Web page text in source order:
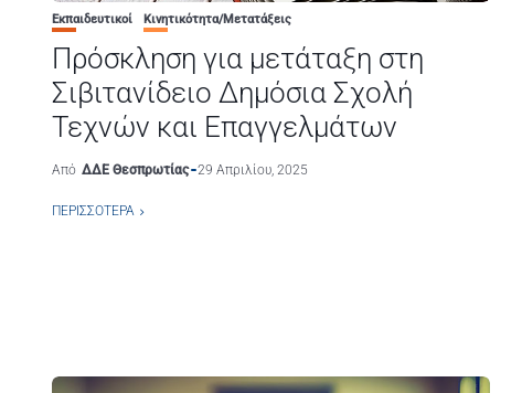
Εκπαιδευτικοί Κινητικότητα/Μετατάξεις
Πρόσκληση για μετάταξη στη
Σιβιτανίδειο Δημόσια Σχολή
Τεχνών και Επαγγελμάτων
Από ΔΔΕ Θεσπρωτίας 29 Απριλίου, 2025
ΠΕΡΙΣΣΌΤΕΡΑ